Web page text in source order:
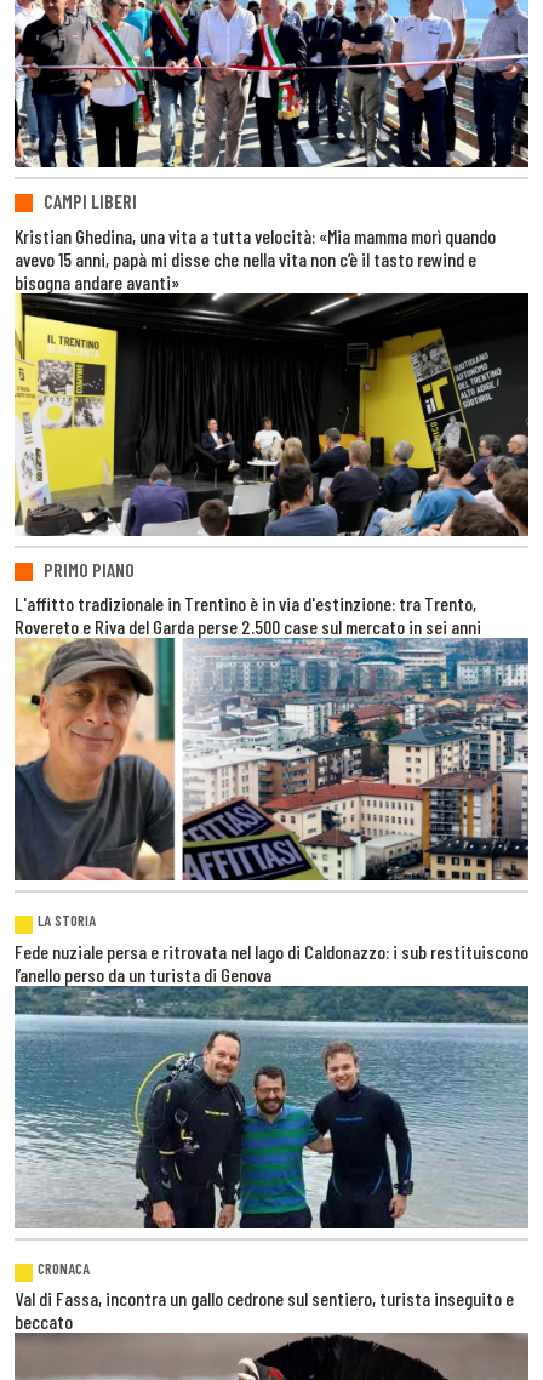
CAMPI LIBERI
Kristian Ghedina, una vita a tutta velocità: «Mia mamma morì quando
avevo 15 anni, papà mi disse che nella vita non c’è il tasto rewind e
bisogna andare avanti»
PRIMO PIANO
L'affitto tradizionale in Trentino è in via d'estinzione: tra Trento,
Rovereto e Riva del Garda perse 2.500 case sul mercato in sei anni
LA STORIA
Fede nuziale persa e ritrovata nel lago di Caldonazzo: i sub restituiscono
l’anello perso da un turista di Genova
CRONACA
Val di Fassa, incontra un gallo cedrone sul sentiero, turista inseguito e
beccato